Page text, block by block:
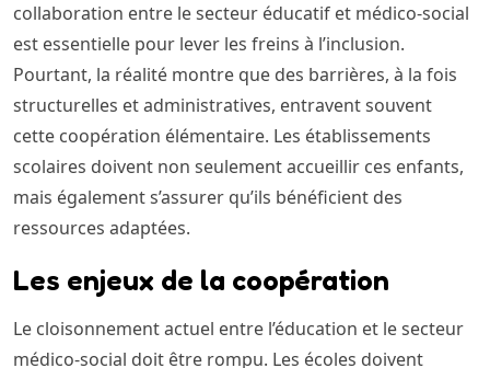
collaboration entre le secteur éducatif et médico-social
est essentielle pour lever les freins à l’inclusion.
Pourtant, la réalité montre que des barrières, à la fois
structurelles et administratives, entravent souvent
cette coopération élémentaire. Les établissements
scolaires doivent non seulement accueillir ces enfants,
mais également s’assurer qu’ils bénéficient des
ressources adaptées.
Les enjeux de la coopération
Le cloisonnement actuel entre l’éducation et le secteur
médico-social doit être rompu. Les écoles doivent